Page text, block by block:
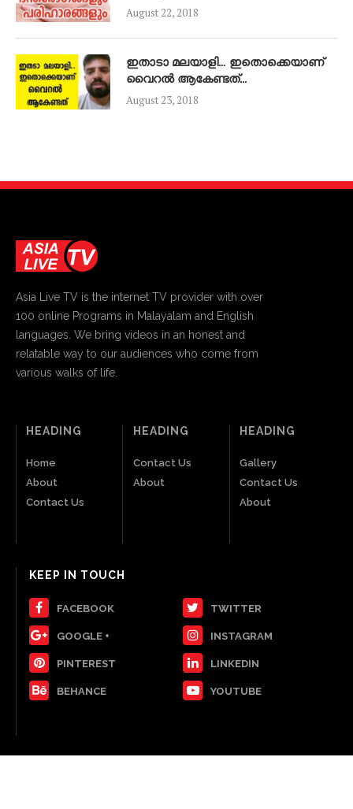
August 22, 2018
ഇതാടാ മലയാളി… ഇതൊക്കെയാണ്
വൈറൽ ആകേണ്ടത്…
August 23, 2018
Asia Live TV is the internet TV provider with over
100 online Programs in Malayalam and English
languages. We bring videos in an honest and
relatable way to our audiences who come from
various walks of life.
HEADING
Home
About
Contact Us
HEADING
Contact Us
About
HEADING
Gallery
Contact Us
About
KEEP IN TOUCH
FACEBOOK TWITTER
GOOGLE + INSTAGRAM
PINTEREST LINKEDIN
BEHANCE YOUTUBE